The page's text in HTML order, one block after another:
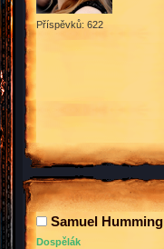
Příspěvků: 622
Samuel Humming
Dospělák